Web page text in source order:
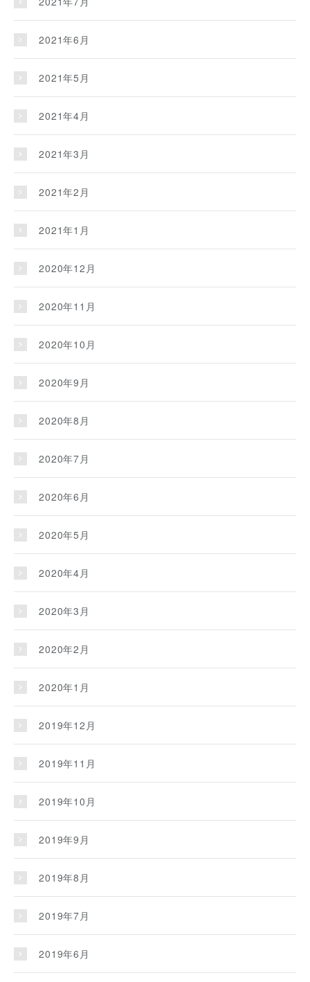
2021年6月
2021年5月
2021年4月
2021年3月
2021年2月
2021年1月
2020年12月
2020年11月
2020年10月
2020年9月
2020年8月
2020年7月
2020年6月
2020年5月
2020年4月
2020年3月
2020年2月
2020年1月
2019年12月
2019年11月
2019年10月
2019年9月
2019年8月
2019年7月
2019年6月